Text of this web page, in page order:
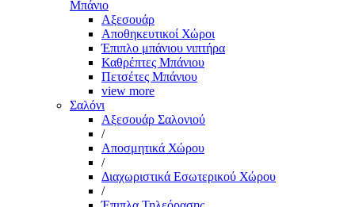
Μπάνιο
Αξεσουάρ
Αποθηκευτικοί Χώροι
Έπιπλο μπάνιου νιπτήρα
Καθρέπτες Μπάνιου
Πετσέτες Μπάνιου
view more
Σαλόνι
Αξεσουάρ Σαλονιού
/
Αποσμητικά Χώρου
/
Διαχωριστικά Εσωτερικού Χώρου
/